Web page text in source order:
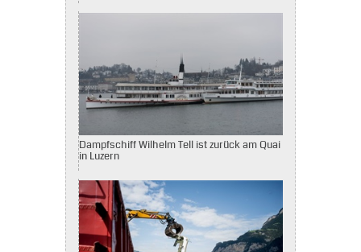
Dampfschiff Wilhelm Tell ist zurück am Quai
in Luzern